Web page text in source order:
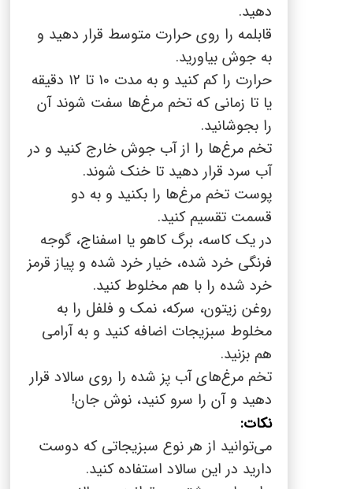
دهید.
قابلمه را روی حرارت متوسط قرار دهید و
به جوش بیاورید.
حرارت را کم کنید و به مدت 10 تا 12 دقیقه
یا تا زمانی که تخم مرغ‌ها سفت شوند آن
را بجوشانید.
تخم مرغ‌ها را از آب جوش خارج کنید و در
آب سرد قرار دهید تا خنک شوند.
پوست تخم مرغ‌ها را بکنید و به دو
قسمت تقسیم کنید.
در یک کاسه، برگ کاهو یا اسفناج، گوجه
فرنگی خرد شده، خیار خرد شده و پیاز قرمز
خرد شده را با هم مخلوط کنید.
روغن زیتون، سرکه، نمک و فلفل را به
مخلوط سبزیجات اضافه کنید و به آرامی
هم بزنید.
تخم مرغ‌های آب پز شده را روی سالاد قرار
دهید و آن را سرو کنید، نوش جان!
نکات:
می‌توانید از هر نوع سبزیجاتی که دوست
دارید در این سالاد استفاده کنید.